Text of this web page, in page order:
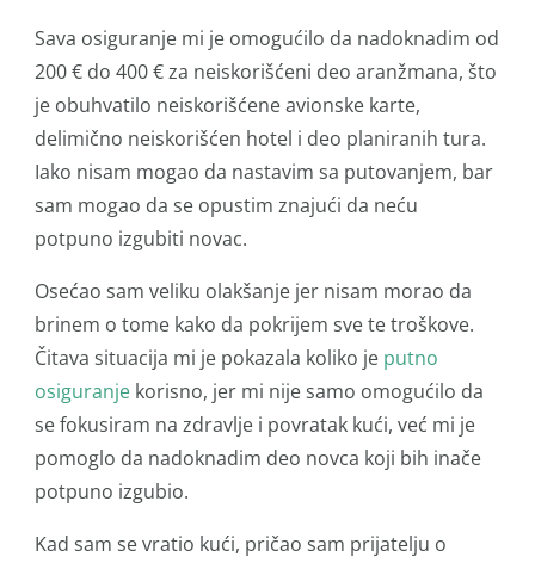
Sava osiguranje mi je omogućilo da nadoknadim od
200 € do 400 € za neiskorišćeni deo aranžmana, što
je obuhvatilo neiskorišćene avionske karte,
delimično neiskorišćen hotel i deo planiranih tura.
Iako nisam mogao da nastavim sa putovanjem, bar
sam mogao da se opustim znajući da neću
potpuno izgubiti novac.
Osećao sam veliku olakšanje jer nisam morao da
brinem o tome kako da pokrijem sve te troškove.
Čitava situacija mi je pokazala koliko je putno
osiguranje korisno, jer mi nije samo omogućilo da
se fokusiram na zdravlje i povratak kući, već mi je
pomoglo da nadoknadim deo novca koji bih inače
potpuno izgubio.
Kad sam se vratio kući, pričao sam prijatelju o